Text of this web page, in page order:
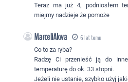
Teraz ma już 4, podniosłem
miejmy nadzieje że pomoże
MarceliAkwa 6 lat temu
Co to za ryba?
Radzę Ci przenieść ją do
temperaturę do ok. 33 stopni.
Jeżeli nie ustanie, szybko użyj